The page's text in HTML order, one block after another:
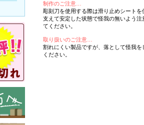
制作のご注意…
彫刻刀を使用する際は滑り止めシートを
支えて安定した状態で怪我の無いよう注
てください。
取り扱いのご注意…
割れにくい製品ですが、落として怪我を
ください。